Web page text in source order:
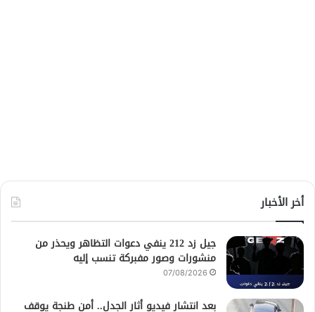
أخر الأخبار
جيل زد 212 ينفي دعوات التظاهر ويحذر من
منشورات وصور مفبركة تنسب إليه
07/08/2026
بعد انتشار فيديو أثار الجدل.. أمن طنجة يوقف